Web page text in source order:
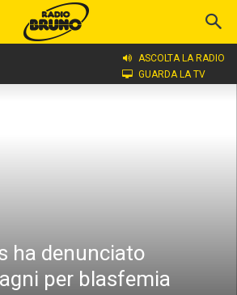
ASCOLTA LA RADIO
GUARDA LA TV
ha denunciato
per blasfemia